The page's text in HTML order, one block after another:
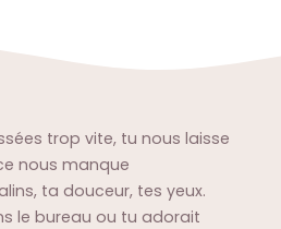
trop vite, tu nous laisse
nous manque
ta douceur, tes yeux.
le bureau ou tu adorait